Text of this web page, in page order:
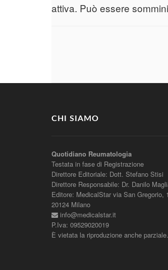
attiva. Può essere
CHI SIAMO
Quotidiano Reumatologia
Testata in fase di Registrazione
Direttore Editoriale: Dott. Stefano Stisi
Direttore Responsabile: Dr. Danilo
Editore: MedicalStar via San Gregorio,
20124 Milano
info@medicalstar.it
P.Iva: 09529020019
È vietata la riproduzione anche parziale.